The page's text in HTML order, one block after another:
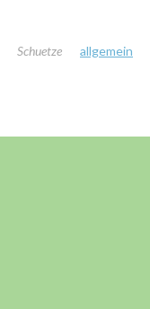
Schuetze allgemein